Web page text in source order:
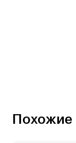
Похожие